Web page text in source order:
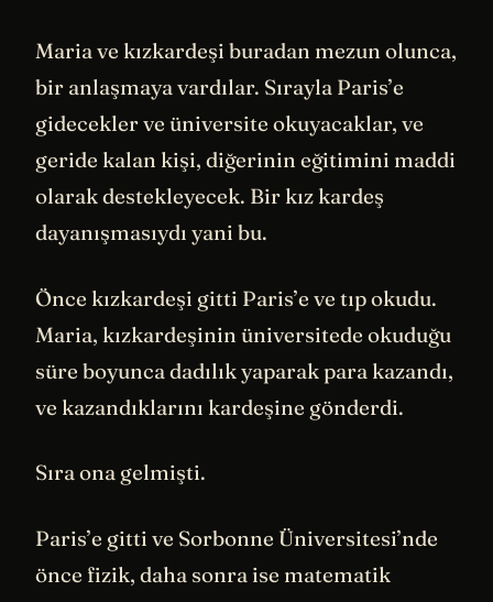
Maria ve kızkardeşi buradan mezun olunca,
bir anlaşmaya vardılar. Sırayla Paris’e
gidecekler ve üniversite okuyacaklar, ve
geride kalan kişi, diğerinin eğitimini maddi
olarak destekleyecek. Bir kız kardeş
dayanışmasıydı yani bu.
Önce kızkardeşi gitti Paris’e ve tıp okudu.
Maria, kızkardeşinin üniversitede okuduğu
süre boyunca dadılık yaparak para kazandı,
ve kazandıklarını kardeşine gönderdi.
Sıra ona gelmişti.
Paris’e gitti ve Sorbonne Üniversitesi’nde
önce fizik, daha sonra ise matematik